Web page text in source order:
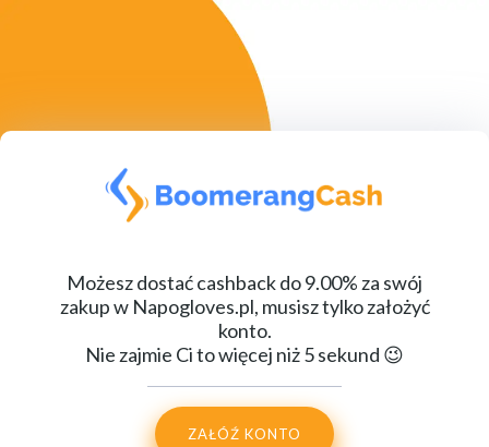
Możesz dostać cashback do 9.00% za swój
zakup w Napogloves.pl, musisz tylko założyć
konto.
Nie zajmie Ci to więcej niż 5 sekund 😉
ZAŁÓŹ KONTO